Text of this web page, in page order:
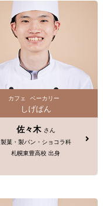
カフェ ベーカリー
しげぱん
佐々木 さん
製菓・製パン・ショコラ科
札幌東豊高校 出身